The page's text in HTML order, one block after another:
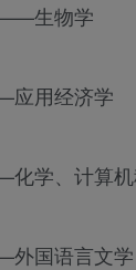
生物学
用经济学
、计算机
国语言文学